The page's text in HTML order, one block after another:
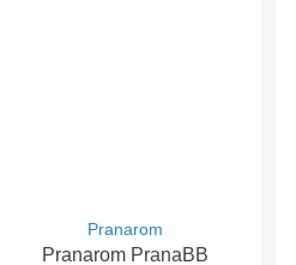
Pranarom
Pranarom PranaBB